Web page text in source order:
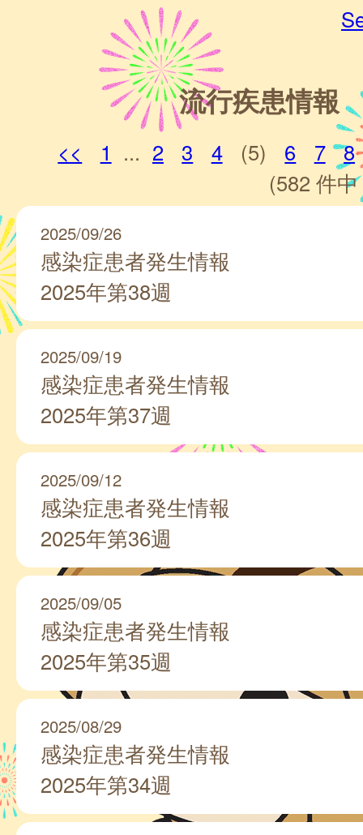
流行疾患情報
<< 1 ... 2 3 4 (5) 6 7
8
(582 件
2025/09/26
感染症患者発生情報
2025年第38週
2025/09/19
感染症患者発生情報
2025年第37週
2025/09/12
感染症患者発生情報
2025年第36週
2025/09/05
感染症患者発生情報
2025年第35週
2025/08/29
感染症患者発生情報
2025年第34週